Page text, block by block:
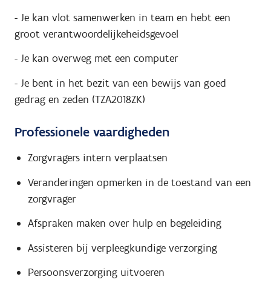
- Je kan vlot samenwerken in team en hebt een
groot verantwoordelijkeheidsgevoel
- Je kan overweg met een computer
- Je bent in het bezit van een bewijs van goed
gedrag en zeden (TZA2018ZK)
Professionele vaardigheden
Zorgvragers intern verplaatsen
Veranderingen opmerken in de toestand van een
zorgvrager
Afspraken maken over hulp en begeleiding
Assisteren bij verpleegkundige verzorging
Persoonsverzorging uitvoeren